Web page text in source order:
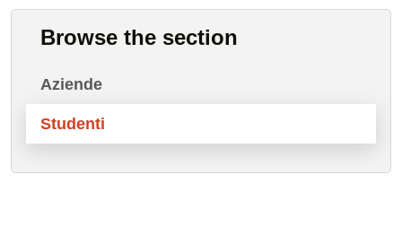
Browse the section
Aziende
Studenti